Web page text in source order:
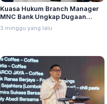
Kuasa Hukum Branch Manager
MNC Bank Ungkap Dugaan
Penganiayaan oleh Hary Tanoe
di MNC Towe
3 minggu yang lalu